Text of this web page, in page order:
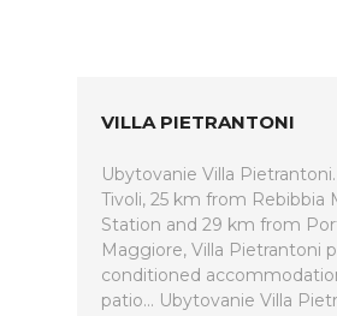
VILLA PIETRANTONI
Ubytovanie Villa
Tivoli, 25 km from Rebibbia
Station and 29 km from
Maggiore, Villa Pietrantoni
conditioned
patio... Ubytovanie Villa